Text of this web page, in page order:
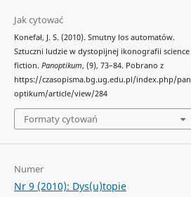
Jak cytować
Konefał, J. S. (2010). Smutny los automatów.
Sztuczni ludzie w dystopijnej ikonografii science
fiction. Panoptikum, (9), 73–84. Pobrano z
https://czasopisma.bg.ug.edu.pl/index.php/pan
optikum/article/view/284
Formaty cytowań
Numer
Nr 9 (2010): Dys(u)topie